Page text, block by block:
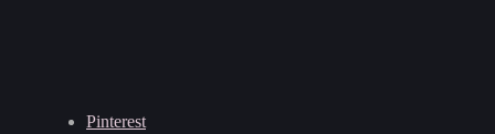
Pinterest